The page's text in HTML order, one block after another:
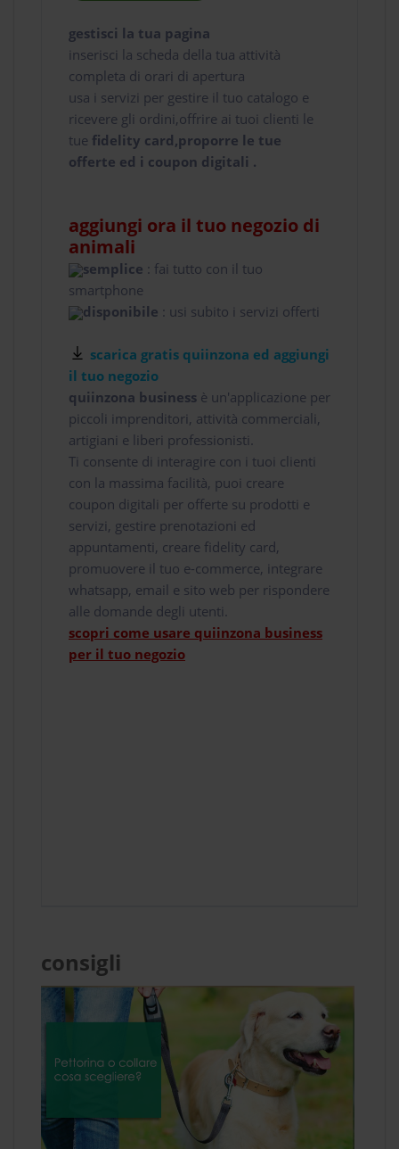
gestisci la tua pagina
inserisci la scheda della tua attività
completa di orari di apertura
usa i servizi per gestire il tuo catalogo e
ricevere gli ordini,offrire ai tuoi clienti le
tue fidelity card,proporre le tue
offerte ed i coupon digitali .
aggiungi ora il tuo negozio di
animali
semplice : fai tutto con il tuo
smartphone
disponibile : usi subito i servizi offerti
scarica gratis quiinzona ed aggiungi
il tuo negozio
quiinzona business è un'applicazione per
piccoli imprenditori, attività commerciali,
artigiani e liberi professionisti.
Ti consente di interagire con i tuoi clienti
con la massima facilità, puoi creare
coupon digitali per offerte su prodotti e
servizi, gestire prenotazioni ed
appuntamenti, creare fidelity card,
promuovere il tuo e-commerce, integrare
whatsapp, email e sito web per rispondere
alle domande degli utenti.
scopri come usare quiinzona business
per il tuo negozio
consigli